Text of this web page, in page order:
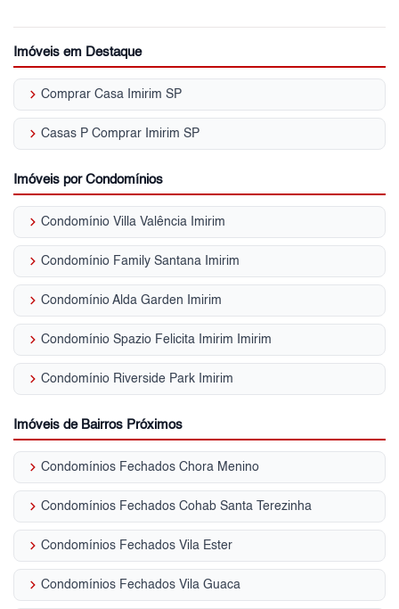
Imóveis em Destaque
keyboard_arrow_right Comprar Casa Imirim SP
keyboard_arrow_right Casas P Comprar Imirim SP
Imóveis por Condomínios
keyboard_arrow_right Condomínio Villa Valência Imirim
keyboard_arrow_right Condomínio Family Santana Imirim
keyboard_arrow_right Condomínio Alda Garden Imirim
keyboard_arrow_right Condomínio Spazio Felicita Imirim Imirim
keyboard_arrow_right Condomínio Riverside Park Imirim
Imóveis de Bairros Próximos
keyboard_arrow_right Condomínios Fechados Chora Menino
keyboard_arrow_right Condomínios Fechados Cohab Santa Terezinha
keyboard_arrow_right Condomínios Fechados Vila Ester
keyboard_arrow_right Condomínios Fechados Vila Guaca